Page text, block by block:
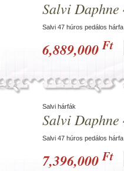
Salvi Daphne
Salvi 47 húros pedálos hárfa
6,889,000Ft
Salvi hárfák
Salvi Daphne
Salvi 47 húros pedálos hárfa
7,396,000Ft